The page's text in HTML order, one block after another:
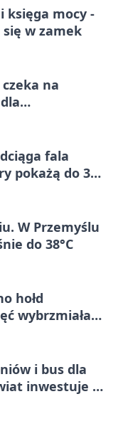
księga mocy -
w zamek
na
fala
pokażą do 36
W Przemyślu
do 38°C
hołd
wybrzmiała
i bus dla
inwestuje w